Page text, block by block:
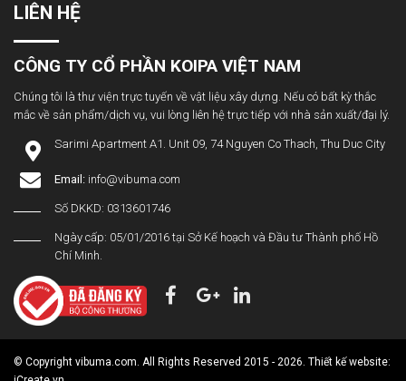
LIÊN HỆ
CÔNG TY CỔ PHẦN KOIPA VIỆT NAM
Chúng tôi là thư viện trực tuyến về vật liệu xây dựng. Nếu có bất kỳ thắc
mắc về sản phẩm/dịch vụ, vui lòng liên hệ trực tiếp với nhà sản xuất/đại lý.
Sarimi Apartment A1. Unit 09, 74 Nguyen Co Thach, Thu Duc City
Email: info@vibuma.com
Số DKKD: 0313601746
Ngày cấp: 05/01/2016 tại Sở Kế hoạch và Đầu tư Thành phố Hồ
Chí Minh.
© Copyright vibuma.com. All Rights Reserved 2015 - 2026. Thiết kế website: